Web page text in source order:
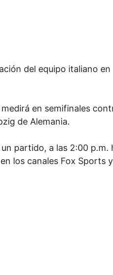
del equipo italiano
en semifinales
de Alemania.
partido, a las 2:00
los canales Fox Sports y